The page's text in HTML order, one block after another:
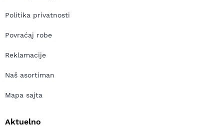
Politika privatnosti
Povraćaj robe
Reklamacije
Naš asortiman
Mapa sajta
Aktuelno